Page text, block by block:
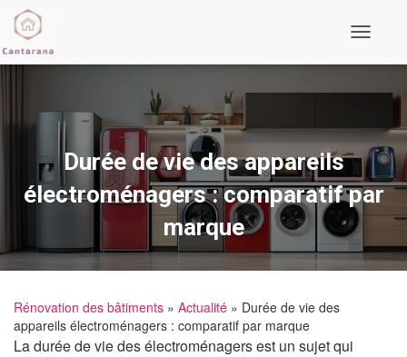
Durée de vie des appareils
électroménagers : comparatif par
marque
Rénovation des bâtiments » Actualité » Durée de vie des
appareils électroménagers : comparatif par marque
La durée de vie des électroménagers est un sujet qui